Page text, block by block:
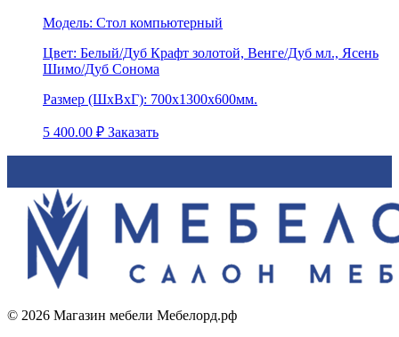
Модель: Стол компьютерный
Цвет: Белый/Дуб Крафт золотой, Венге/Дуб мл., Ясень
Шимо/Дуб Сонома
Размер (ШхВхГ): 700х1300х600мм.
5 400.00 ₽ Заказать
© 2026 Магазин мебели Мебелорд.рф